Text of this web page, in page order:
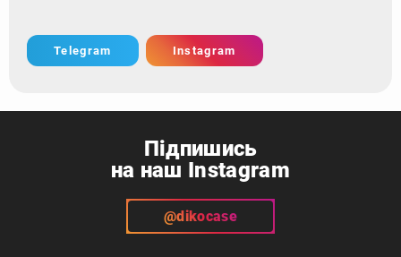
Telegram Instagram
Підпишись
на наш Instagram
@dikocase